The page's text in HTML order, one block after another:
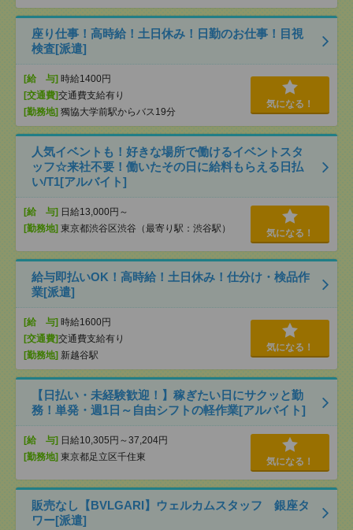
座り仕事！高時給！土日休み！日勤のお仕事！目視
検査[派遣]
[給 与] 時給1400円
[交通費]交通費支給有り
[勤務地] 獨協大学前駅からバス19分
気になる！
人気イベントも！好きな場所で働けるイベントスタ
ッフ☆来社不要！働いたその日に給料もらえる日払
い/T1[アルバイト]
[給 与] 日給13,000円～
[勤務地] 東京都渋谷区渋谷（最寄り駅：渋谷駅） 気になる！
給与即払いOK！高時給！土日休み！仕分け・検品作
業[派遣]
[給 与] 時給1600円
[交通費]交通費支給有り
[勤務地] 新越谷駅
気になる！
【日払い・未経験歓迎！】稼ぎたい日にサクッと勤
務！単発・週1日～自由シフトの軽作業[アルバイト]
[給 与] 日給10,305円～37,204円
[勤務地] 東京都足立区千住東 気になる！
販売なし【BVLGARI】ウェルカムスタッフ 銀座タ
ワー[派遣]